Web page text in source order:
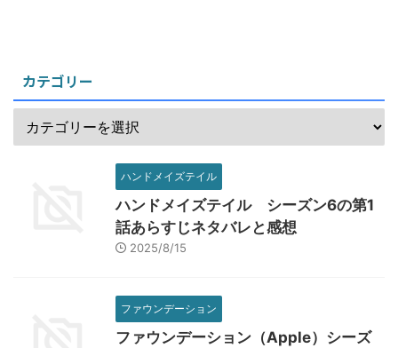
カテゴリー
ハンドメイズテイル
ハンドメイズテイル シーズン6の第1
話あらすじネタバレと感想
2025/8/15
ファウンデーション
ファウンデーション（Apple）シーズ